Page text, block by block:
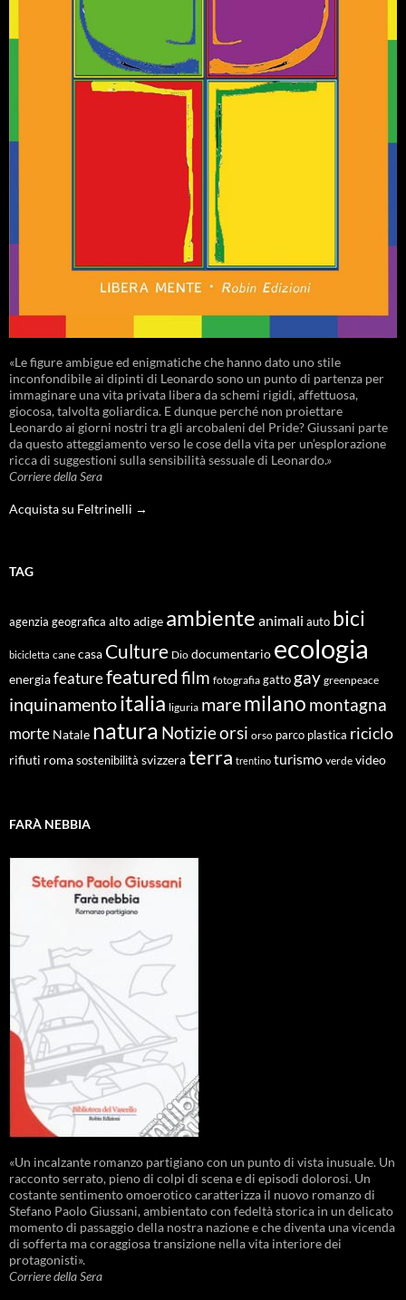
«Le figure ambigue ed enigmatiche che hanno dato uno stile
inconfondibile ai dipinti di Leonardo sono un punto di partenza per
immaginare una vita privata libera da schemi rigidi, affettuosa,
giocosa, talvolta goliardica. E dunque perché non proiettare
Leonardo ai giorni nostri tra gli arcobaleni del Pride? Giussani parte
da questo atteggiamento verso le cose della vita per un’esplorazione
ricca di suggestioni sulla sensibilità sessuale di Leonardo.»
Corriere della Sera
Acquista su Feltrinelli →
TAG
agenzia geografica alto adige ambiente animali auto bici
bicicletta cane casa Culture Dio documentario ecologia
energiafeaturefeaturedfilm fotografia gatto gay greenpeace
inquinamentoitalia liguria maremilano montagna
morte Natale natura Notizieorsi orso parco plastica riciclo
rifiuti roma sostenibilità svizzeraterra trentino turismo verde video
FARÀ NEBBIA
«Un incalzante romanzo partigiano con un punto di vista inusuale. Un
racconto serrato, pieno di colpi di scena e di episodi dolorosi. Un
costante sentimento omoerotico caratterizza il nuovo romanzo di
Stefano Paolo Giussani, ambientato con fedeltà storica in un delicato
momento di passaggio della nostra nazione e che diventa una vicenda
di sofferta ma coraggiosa transizione nella vita interiore dei
protagonisti».
Corriere della Sera